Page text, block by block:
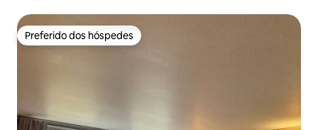
Preferido dos hóspedes
Preferido dos hóspedes